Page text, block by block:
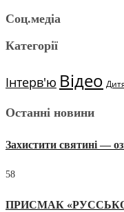
Соц.медіа
Категорії
Інтерв'ю Відео
Останні новини
Захистити святині —
58
ПРИСМАК «РУССЬКОГО